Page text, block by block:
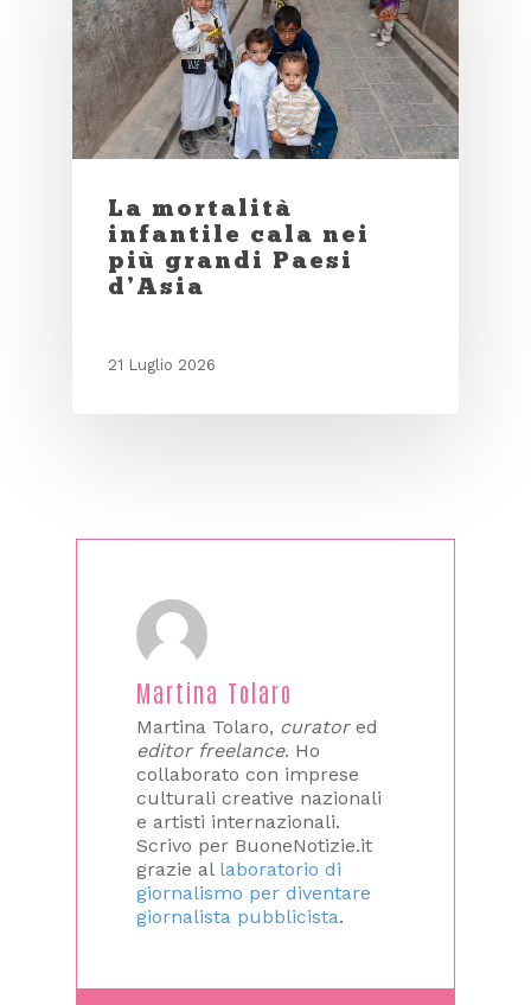
La mortalità
infantile cala nei
più grandi Paesi
d’Asia
21 Luglio 2026
Martina Tolaro
Martina Tolaro, curatored
editor freelance. Ho
collaborato con imprese
culturali creative nazionali
e artisti internazionali.
Scrivo per BuoneNotizie.it
grazie al laboratorio di
giornalismo per diventare
giornalista pubblicista.